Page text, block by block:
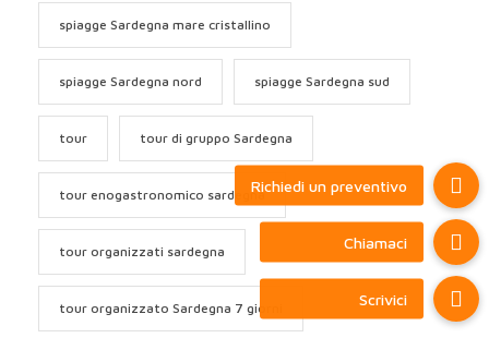
spiagge Sardegna mare cristallino
spiagge Sardegna nord spiagge Sardegna sud
tour tour di gruppo Sardegna
tour enogastronomico sardegna
tour organizzati sardegna
tour organizzato Sardegna 7 giorni